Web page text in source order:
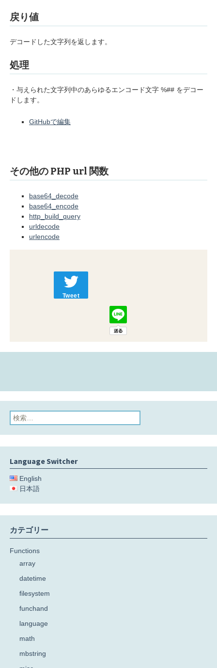
戻り値
デコードした文字列を返します。
処理
・与えられた文字列中のあらゆるエンコード文字 %## をデコー
ドします。
GitHubで編集
その他の PHP url 関数
base64_decode
base64_encode
http_build_query
urldecode
urlencode
Tweet
検
索:
Language Switcher
English
日本語
カテゴリー
Functions
array
datetime
filesystem
funchand
language
math
mbstring